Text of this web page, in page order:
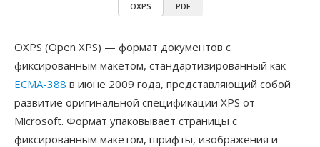
OXPS PDF
OXPS (Open XPS) — формат документов с
фиксированным макетом, стандартизированный как
ECMA-388 в июне 2009 года, представляющий собой
развитие оригинальной спецификации XPS от
Microsoft. Формат упаковывает страницы с
фиксированным макетом, шрифты, изображения и